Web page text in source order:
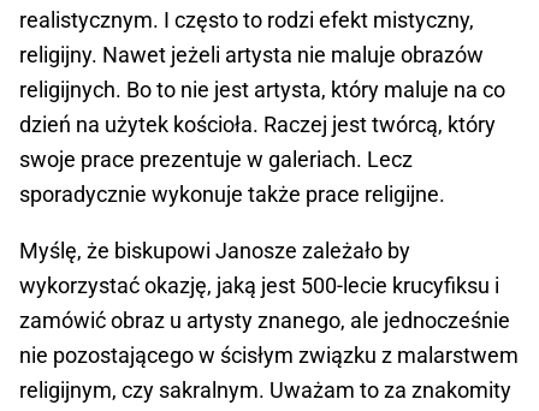
realistycznym. I często to rodzi efekt mistyczny,
religijny. Nawet jeżeli artysta nie maluje obrazów
religijnych. Bo to nie jest artysta, który maluje na co
dzień na użytek kościoła. Raczej jest twórcą, który
swoje prace prezentuje w galeriach. Lecz
sporadycznie wykonuje także prace religijne.
Myślę, że biskupowi Janosze zależało by
wykorzystać okazję, jaką jest 500-lecie krucyfiksu i
zamówić obraz u artysty znanego, ale jednocześnie
nie pozostającego w ścisłym związku z malarstwem
religijnym, czy sakralnym. Uważam to za znakomity